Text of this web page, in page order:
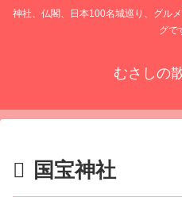
神社、仏閣、日本100名城巡り、グル
グで
むさしの
国宝神社